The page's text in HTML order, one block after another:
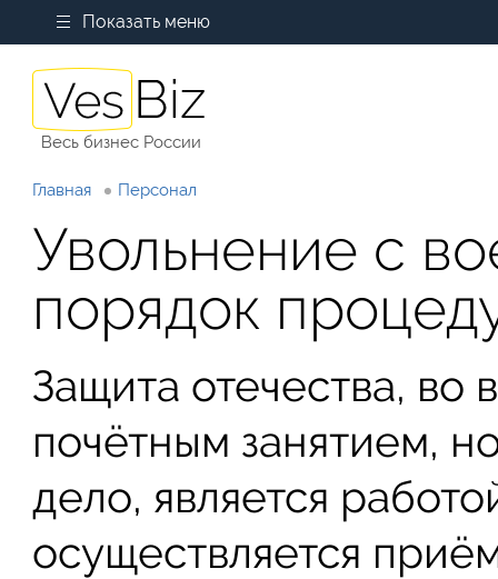
Показать меню
Весь бизнес России
Главная Персонал
Увольнение с
порядок
Защита отечества, во
почётным занятием,
дело, является
осуществляется